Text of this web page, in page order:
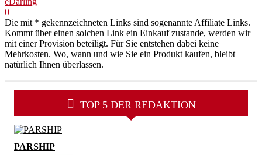
0
Die mit * gekennzeichneten Links sind sogenannte Affiliate Links.
Kommt über einen solchen Link ein Einkauf zustande, werden wir
mit einer Provision beteiligt. Für Sie entstehen dabei keine
Mehrkosten. Wo, wann und wie Sie ein Produkt kaufen, bleibt
natürlich Ihnen überlassen.
TOP 5 DER REDAKTION
PARSHIP